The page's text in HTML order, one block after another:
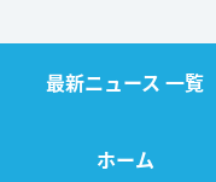
最新ニュース 一覧
ホーム